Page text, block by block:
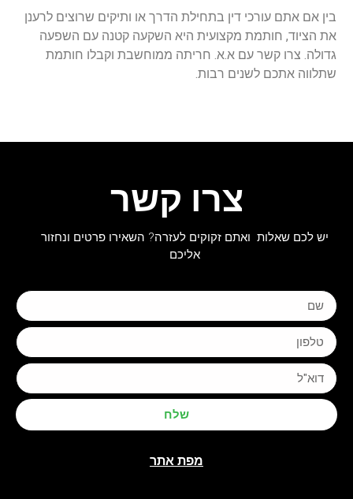
בין אם אתם עורכי דין בתחילת הדרך או ותיקים שרוצים לרענן
את הציוד, חותמת מקצועית היא השקעה קטנה עם השפעה
גדולה. צרו קשר עם א.א. חריתה ממוחשבת וקבלו חותמת
שתלווה אתכם לשנים רבות.
צרו קשר
יש לכם שאלות ואתם זקוקים לעזרה? השאירו פרטים ונחזור
אליכם
שלח
מפת אתר